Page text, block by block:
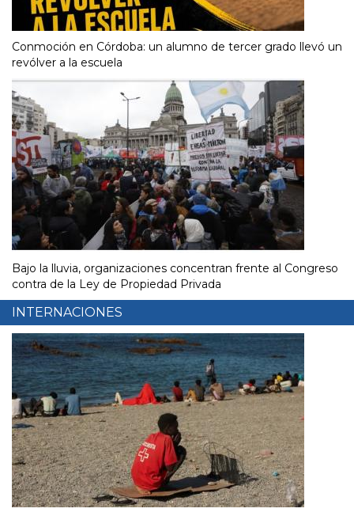
Conmoción en Córdoba: un alumno de tercer grado llevó un
revólver a la escuela
Bajo la lluvia, organizaciones concentran frente al Congreso
contra de la Ley de Propiedad Privada
INTERNACIONES